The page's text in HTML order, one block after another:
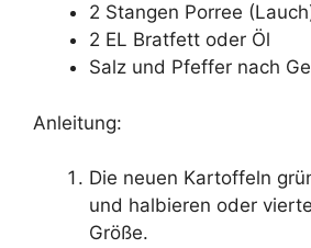
2 Stangen Porree
2 EL Bratfett oder Öl
Salz und Pfeffer nach
Anleitung:
Die neuen Kartoffeln
und halbieren oder
Größe.